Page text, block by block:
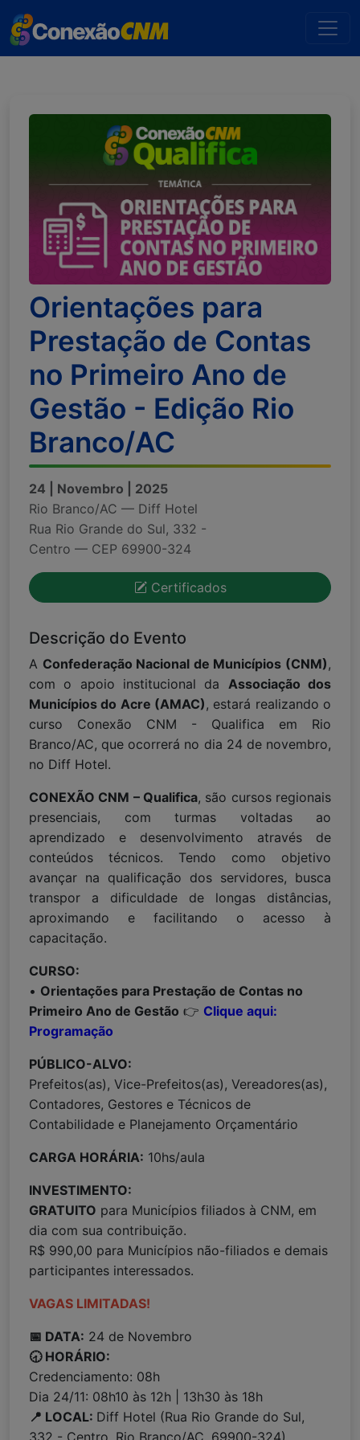
Orientações para
Prestação de Contas
no Primeiro Ano de
Gestão - Edição Rio
Branco/AC
24 | Novembro | 2025
Rio Branco/AC — Diff Hotel
Rua Rio Grande do Sul, 332 -
Centro — CEP 69900-324
Certificados
Descrição do Evento
A Confederação Nacional de Municípios (CNM) ,
com o apoio institucional da Associação dos
Municípios do Acre (AMAC) , estará realizando o
curso Conexão CNM - Qualifica em Rio
Branco/AC, que ocorrerá no dia 24 de novembro,
no Diff Hotel.
CONEXÃO CNM – Qualifica, são cursos regionais
presenciais, com turmas voltadas ao
aprendizado e desenvolvimento através de
conteúdos técnicos. Tendo como objetivo
avançar na qualificação dos servidores, busca
transpor a dificuldade de longas distâncias,
aproximando e facilitando o acesso à
capacitação.
CURSO:
• Orientações para Prestação de Contas no
Primeiro Ano de Gestão 👉 Clique aqui:
Programação
PÚBLICO-ALVO:
Prefeitos(as), Vice-Prefeitos(as), Vereadores(as),
Contadores, Gestores e Técnicos de
Contabilidade e Planejamento Orçamentário
CARGA HORÁRIA: 10hs/aula
INVESTIMENTO:
GRATUITO para Municípios filiados à CNM, em
dia com sua contribuição.
R$ 990,00 para Municípios não-filiados e demais
participantes interessados.
VAGAS LIMITADAS!
📅 DATA: 24 de Novembro
🕣 HORÁRIO:
Credenciamento: 08h
Dia 24/11: 08h10 às 12h | 13h30 às 18h
📍 LOCAL: Diff Hotel (Rua Rio Grande do Sul,
332 - Centro, Rio Branco/AC, 69900-324)